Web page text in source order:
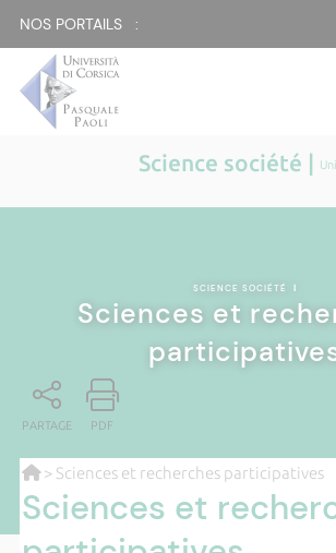
NOS PORTAILS :
Science société |
SCIENCE SOCIÉTÉ |
Sciences et
PARTAGE PDF
> Sciences et recherches participatives
Sciences et